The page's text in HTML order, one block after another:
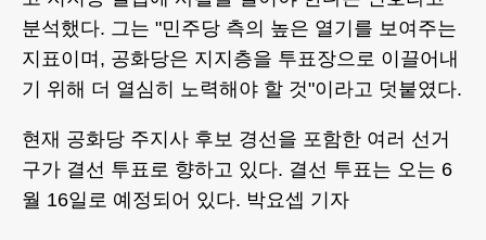
분석했다. 그는 "민주당 측의 높은 열기를 보여주는
지표이며, 공화당은 지지층을 투표장으로 이끌어내
기 위해 더 열심히 노력해야 할 것"이라고 덧붙였다.
현재 공화당 주지사 후보 경선을 포함한 여러 선거
구가 결선 투표로 향하고 있다. 결선 투표는 오는 6
월 16일로 예정되어 있다. 박요셉 기자